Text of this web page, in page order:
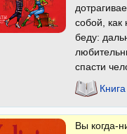
собой, как
беду:
спасти
Вы когда-